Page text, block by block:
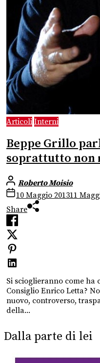
Articoli Interni
Beppe Grillo
soprattutto
Roberto Moisio
10 Maggio 201311
Share
Si scioglieranno come ha
Consiglio Enrico Letta?
nuovo, controverso,
della...
Dalla parte di lei